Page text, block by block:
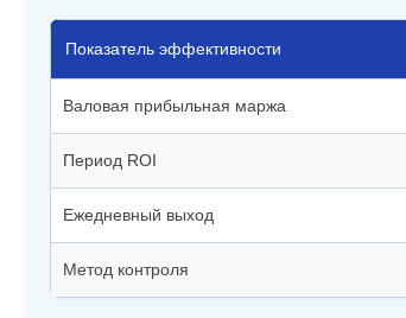
Показатель эффективности
Валовая прибыльная маржа
Период ROI
Ежедневный выход
Метод контроля